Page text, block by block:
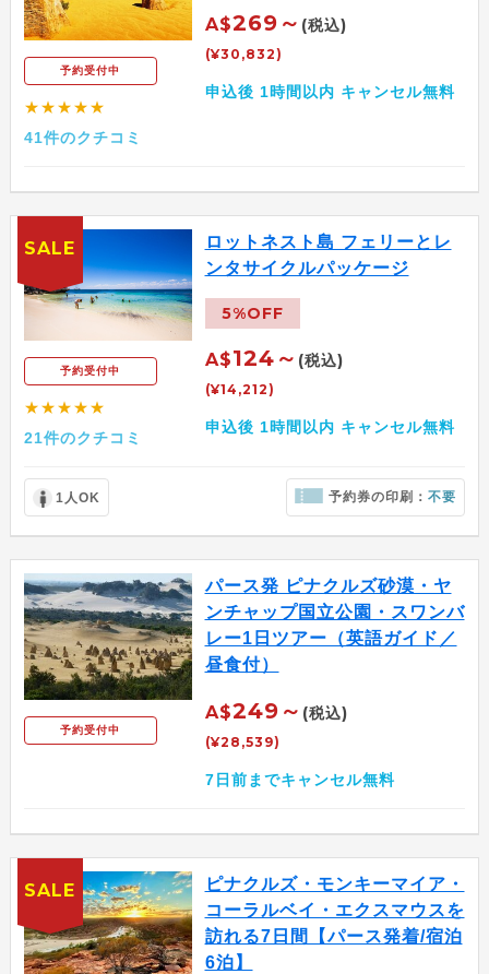
予約受付中
★★★★★
41件のクチコミ
A$269～ (税込)
(¥30,832)
申込後 1時間以内 キャンセル無料
予約受付中
★★★★★
21件のクチコミ
ロットネスト島 フェリーとレ
ンタサイクルパッケージ
5%OFF
A$124～ (税込)
(¥14,212)
申込後 1時間以内 キャンセル無料
1人OK 予約券の印刷：不要
SALE
予約受付中
パース発 ピナクルズ砂漠・ヤ
ンチャップ国立公園・スワンバ
レー1日ツアー（英語ガイド／
昼食付）
A$249～ (税込)
(¥28,539)
7日前までキャンセル無料
ピナクルズ・モンキーマイア・
コーラルベイ・エクスマウスを
訪れる7日間【パース発着/宿泊
6泊】
SALE